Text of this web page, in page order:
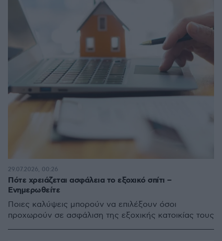
Πότε χρειάζεται ασφάλεια το εξοχικό σπίτι –
Ενημερωθείτε
Ποιες καλύψεις μπορούν να επιλέξουν όσοι
προχωρούν σε ασφάλιση της εξοχικής κατοικίας τους
29.07.2026, 00:26